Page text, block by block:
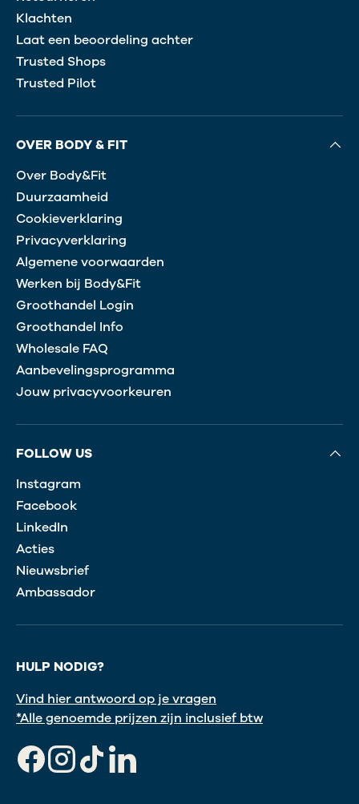
Klachten
Laat een beoordeling achter
Trusted Shops
Trusted Pilot
OVER BODY & FIT
Over Body&Fit
Duurzaamheid
Cookieverklaring
Privacyverklaring
Algemene voorwaarden
Werken bij Body&Fit
Groothandel Login
Groothandel Info
Wholesale FAQ
Aanbevelingsprogramma
Jouw privacyvoorkeuren
FOLLOW US
Instagram
Facebook
LinkedIn
Acties
Nieuwsbrief
Ambassador
HULP NODIG?
Vind hier antwoord op je vragen
*Alle genoemde prijzen zijn inclusief btw
FacebookInstagram
TikTokLinkedIn